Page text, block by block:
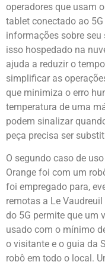
operadores que usam
tablet conectado ao
informações sobre
isso hospedado na
ajuda a reduzir o
simplificar as
que minimiza o erro
temperatura de uma
podem sinalizar
peça precisa ser
O segundo caso de
Orange foi com um
foi empregado para,
remotas a Le
do 5G permite que um
usado com o mínimo
o visitante e o guia da
robô em todo o local.